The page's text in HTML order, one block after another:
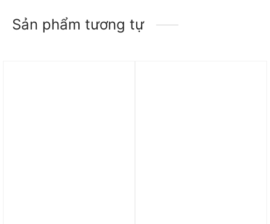
Sản phẩm tương tự